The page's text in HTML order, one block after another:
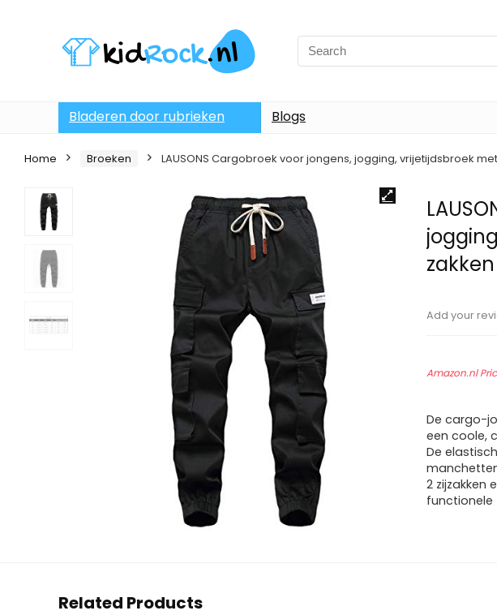
Bladeren door rubrieken Blogs
Home Broeken LAUSONS Cargobroek voor jongens, jogging, vrijetijdsbroek
zakken
Add your
Amazon.nl
De cargo-
een coole,
De
2 zijzakken
functionele
Related Products